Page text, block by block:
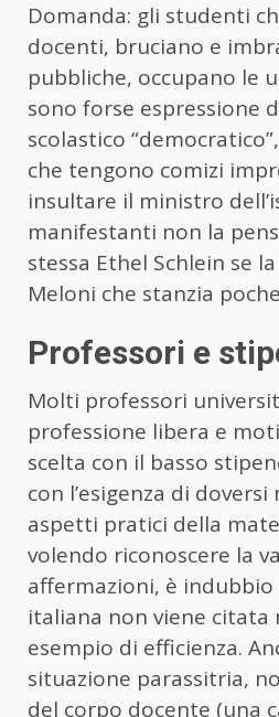
Domanda: gli studenti
docenti, bruciano e
pubbliche, occupano le
sono forse espressione
scolastico
che tengono comizi
insultare il ministro
manifestanti non la
stessa Ethel Schlein se
Meloni che stanzia
Professori e
Molti professori
professione libera e
scelta con il basso
con l’esigenza di
aspetti pratici della
volendo riconoscere la
affermazioni, è indubbio
italiana non viene citata
esempio di efficienza.
situazione parassitria,
del corpo docente (una